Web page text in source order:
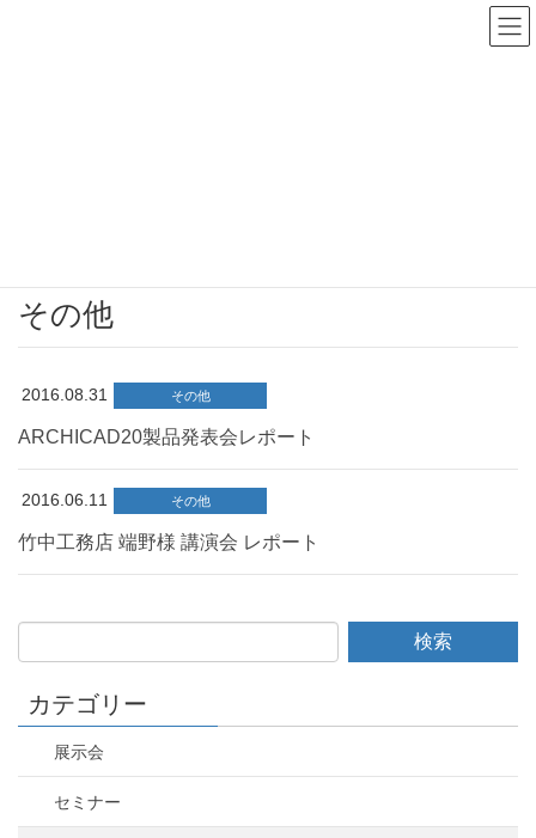
その他
2016.08.31 その他
ARCHICAD20製品発表会レポート
2016.06.11 その他
竹中工務店 端野様 講演会 レポート
カテゴリー
展示会
セミナー